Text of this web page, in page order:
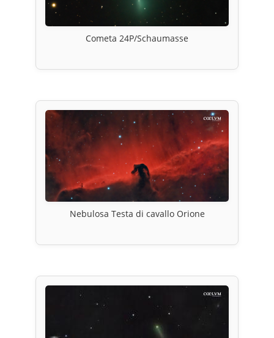
Cometa 24P/Schaumasse
Nebulosa Testa di cavallo Orione